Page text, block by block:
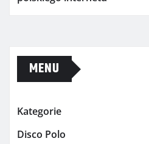
MENU
Kategorie
Disco Polo